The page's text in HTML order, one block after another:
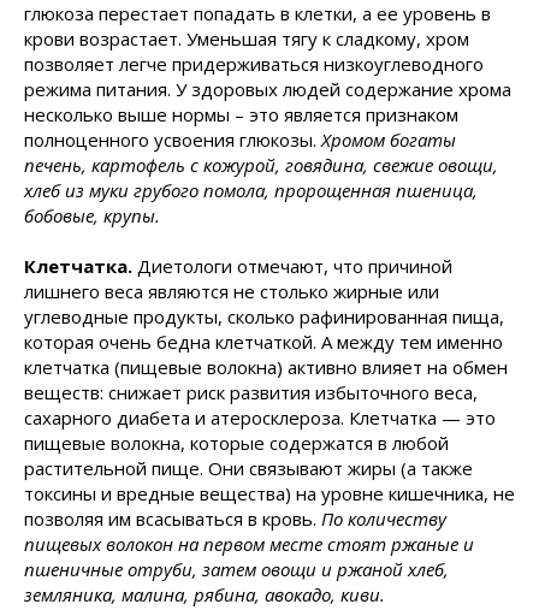
глюкоза перестает попадать в клетки, а ее уровень в
крови возрастает. Уменьшая тягу к сладкому, хром
позволяет легче придерживаться низкоуглеводного
режима питания. У здоровых людей содержание хрома
несколько выше нормы – это является признаком
полноценного усвоения глюкозы.Хромом богаты
печень, картофель с кожурой, говядина, свежие овощи,
хлеб из муки грубого помола, пророщенная пшеница,
бобовые, крупы.
Клетчатка. Диетологи отмечают, что причиной
лишнего веса являются не столько жирные или
углеводные продукты, сколько рафинированная пища,
которая очень бедна клетчаткой. А между тем именно
клетчатка (пищевые волокна) активно влияет на обмен
веществ: снижает риск развития избыточного веса,
сахарного диабета и атеросклероза. Клетчатка — это
пищевые волокна, которые содержатся в любой
растительной пище. Они связывают жиры (а также
токсины и вредные вещества) на уровне кишечника, не
позволяя им всасываться в кровь. По количеству
пищевых волокон на первом месте стоят ржаные и
пшеничные отруби, затем овощи и ржаной хлеб,
земляника, малина, рябина, авокадо, киви.